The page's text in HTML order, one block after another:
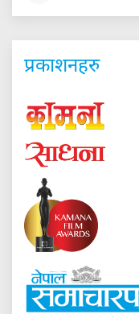
प्रकाशनहरु